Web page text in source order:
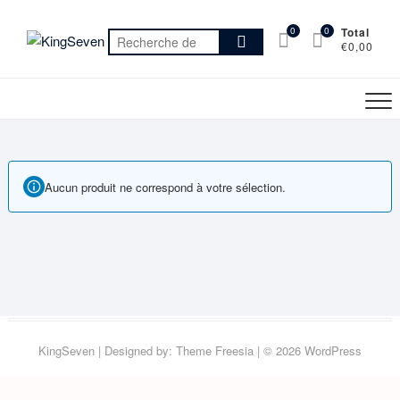
Recherche
pour :
0 Total
€0,00
0
Aucun produit ne correspond à votre sélection.
KingSeven| Designed by: Theme Freesia| © 2026 WordPress